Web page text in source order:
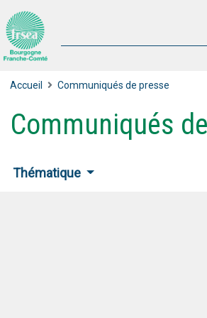
Accueil Communiqués de presse
Communiqués
Thématique